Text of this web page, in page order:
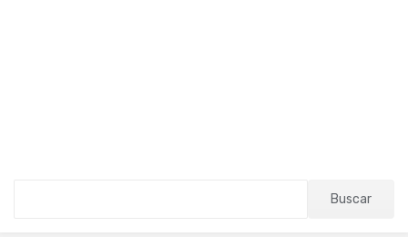
Buscar